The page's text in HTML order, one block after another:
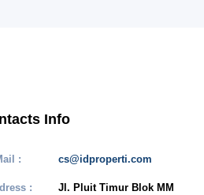
Info
: cs@idproperti.com
:
Jl. Pluit Timur Blok MM